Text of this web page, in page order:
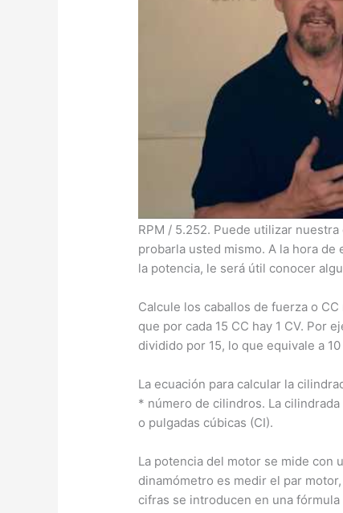
Calculadora de cilindrada del motor
La ecuación para calcular los
RPM / 5.252. Puede utilizar
probarla usted mismo. A la hora
la potencia, le será útil conocer
Calcule los caballos de fuerza o
que por cada 15 CC hay 1 CV. Por
dividido por 15, lo que equivale a 10
La ecuación para calcular la
* número de cilindros. La
o pulgadas cúbicas (CI).
La potencia del motor se mide con
dinamómetro es medir el par
cifras se introducen en una